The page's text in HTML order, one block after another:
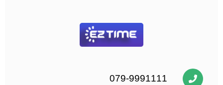
079-9991111